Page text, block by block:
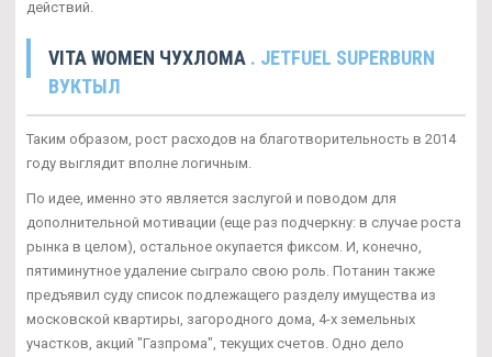
действий.
VITA WOMEN ЧУХЛОМА . JETFUEL SUPERBURN
ВУКТЫЛ
Таким образом, рост расходов на благотворительность в 2014
году выглядит вполне логичным.
По идее, именно это является заслугой и поводом для
дополнительной мотивации (еще раз подчеркну: в случае роста
рынка в целом), остальное окупается фиксом. И, конечно,
пятиминутное удаление сыграло свою роль. Потанин также
предъявил суду список подлежащего разделу имущества из
московской квартиры, загородного дома, 4-х земельных
участков, акций "Газпрома", текущих счетов. Одно дело